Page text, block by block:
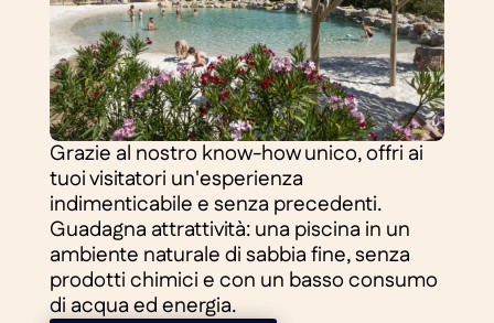
Grazie al nostro know-how unico, offri ai
tuoi visitatori un'esperienza
indimenticabile e senza precedenti.
Guadagna attrattività: una piscina in un
ambiente naturale di sabbia fine, senza
prodotti chimici e con un basso consumo
di acqua ed energia.